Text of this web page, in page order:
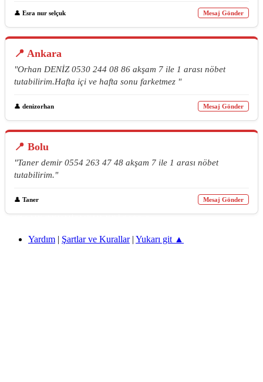
👤 Esra nur selçuk Mesaj Gönder
📍 Ankara
"Orhan DENİZ 0530 244 08 86 akşam 7 ile 1 arası nöbet
tutabilirim.Hafta içi ve hafta sonu farketmez "
👤 denizorhan Mesaj Gönder
📍 Bolu
"Taner demir 0554 263 47 48 akşam 7 ile 1 arası nöbet
tutabilirim."
👤 Taner Mesaj Gönder
Yardım | Şartlar ve Kurallar| Yukarı git ▲